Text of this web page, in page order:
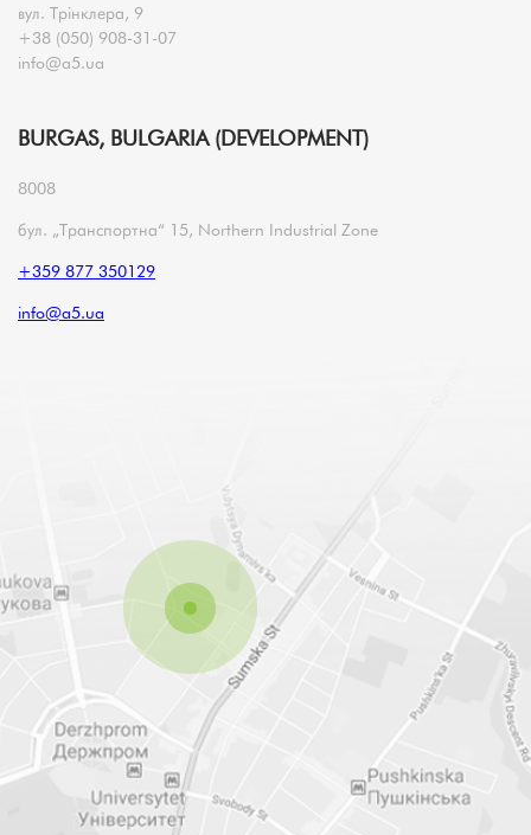
вул. Трінклера, 9
+38 (050) 908-31-07
info@a5.ua
BURGAS, BULGARIA (DEVELOPMENT)
8008
бул. „Транспортна“ 15, Northern Industrial Zone
+359 877 350129
info@a5.ua